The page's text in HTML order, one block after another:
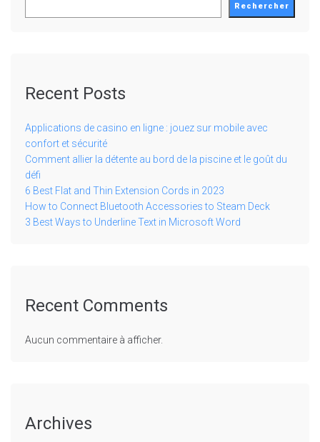
Rechercher
Recent Posts
Applications de casino en ligne : jouez sur mobile avec
confort et sécurité
Comment allier la détente au bord de la piscine et le goût du
défi
6 Best Flat and Thin Extension Cords in 2023
How to Connect Bluetooth Accessories to Steam Deck
3 Best Ways to Underline Text in Microsoft Word
Recent Comments
Aucun commentaire à afficher.
Archives